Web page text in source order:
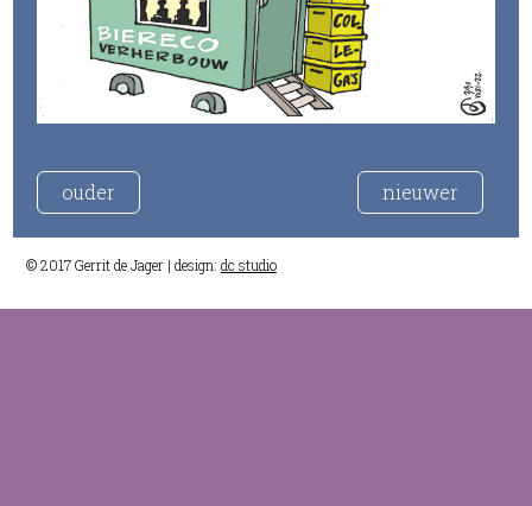
ouder nieuwer
© 2017 Gerrit de Jager | design: dc studio